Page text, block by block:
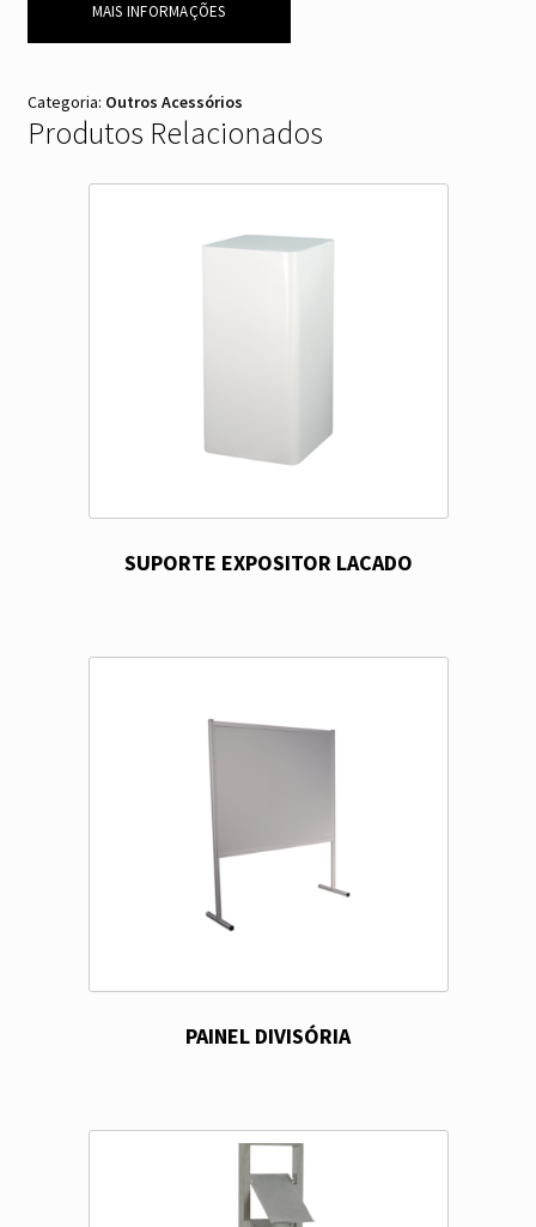
MAIS INFORMAÇÕES
Categoria: Outros Acessórios
Produtos Relacionados
SUPORTE EXPOSITOR LACADO
PAINEL DIVISÓRIA